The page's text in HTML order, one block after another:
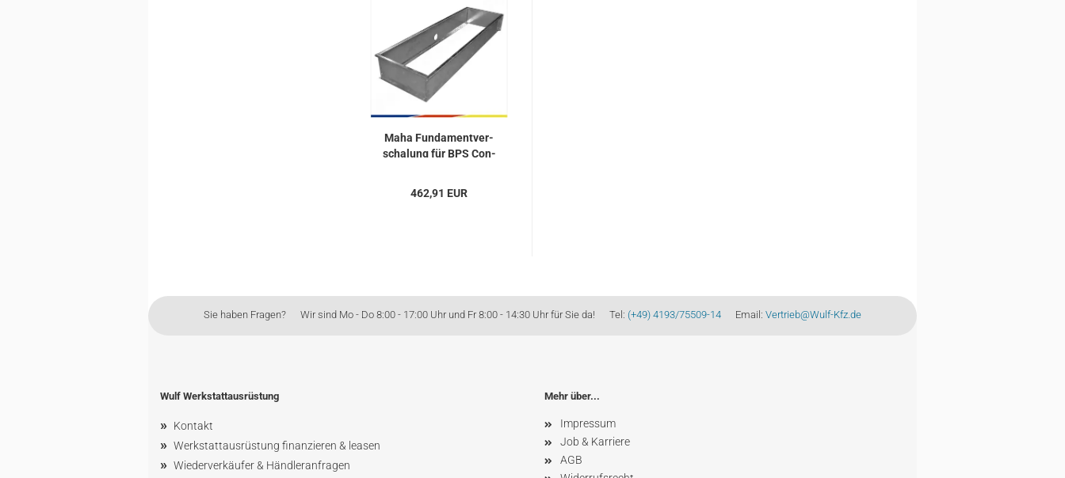
Maha Fun­da­ment­ver­
scha­lung für BPS Con­
462,91 EUR
Sie haben Fragen? Wir sind Mo - Do 8:00 - 17:00 Uhr und Fr 8:00 - 14:30 Uhr für Sie da! Tel: (+49) 4193/75509-14 Email: Vertrieb@Wulf-Kfz.de
Wulf Werkstattausrüstung
» Kontakt
» Werkstattausrüstung finanzieren & leasen
» Wiederverkäufer & Händleranfragen
Mehr über...
Impressum
Job & Karriere
AGB